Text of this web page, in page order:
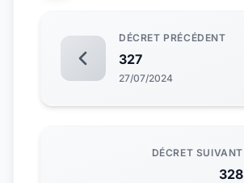
DÉCRET PRÉCÉDENT
327
27/07/2024
DÉCRET SUIVANT
328